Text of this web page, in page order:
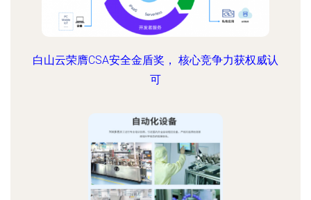
白山云荣膺CSA安全金盾奖， 核心竞争力获权威认
可